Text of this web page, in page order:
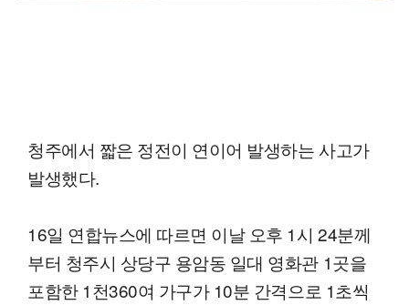
청주에서 짧은 정전이 연이어 발생하는 사고가
발생했다.
16일 연합뉴스에 따르면 이날 오후 1시 24분께
부터 청주시 상당구 용암동 일대 영화관 1곳을
포함한 1천360여 가구가 10분 간격으로 1초씩